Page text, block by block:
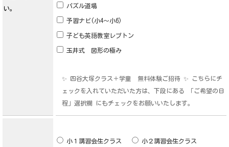
い。
パズル道場
予習ナビ(小4～小6)
子ども英語教室レプトン
玉井式 図形の極み
✨ 四谷大塚クラス＋学童 無料体験ご招待 ✨ こちらにチ
ェックを入れていただいた方は、下段にある 「ご希望の日
程」選択欄 にもチェックをお願いいたします。
小１講習会生クラス 小２講習会生クラス